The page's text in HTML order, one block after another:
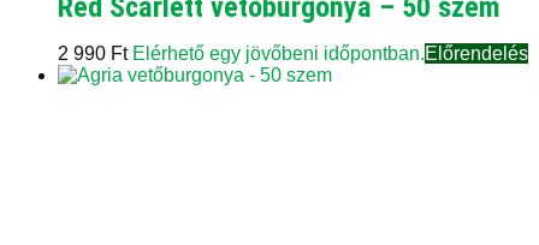
Red Scarlett vetőburgonya – 50 szem
2 990 Ft Elérhető egy jövőbeni időpontban.Előrendelés